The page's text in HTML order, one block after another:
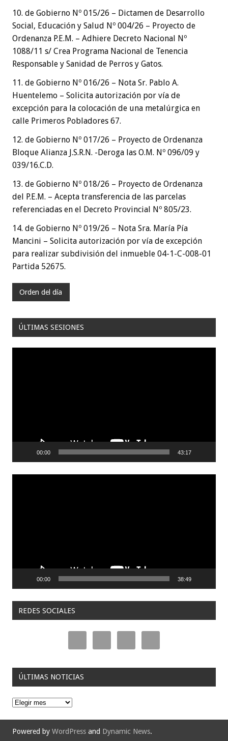
10. de Gobierno Nº 015/26 – Dictamen de Desarrollo
Social, Educación y Salud Nº 004/26 – Proyecto de
Ordenanza P.E.M. – Adhiere Decreto Nacional Nº
1088/11 s/ Crea Programa Nacional de Tenencia
Responsable y Sanidad de Perros y Gatos.
11. de Gobierno Nº 016/26 – Nota Sr. Pablo A.
Huentelemo – Solicita autorización por vía de
excepción para la colocación de una metalúrgica en
calle Primeros Pobladores 67.
12. de Gobierno Nº 017/26 – Proyecto de Ordenanza
Bloque Alianza J.S.R.N. -Deroga las O.M. Nº 096/09 y
039/16.C.D.
13. de Gobierno Nº 018/26 – Proyecto de Ordenanza
del P.E.M. – Acepta transferencia de las parcelas
referenciadas en el Decreto Provincial Nº 805/23.
14. de Gobierno Nº 019/26 – Nota Sra. María Pía
Mancini – Solicita autorización por vía de excepción
para realizar subdivisión del inmueble 04-1-C-008-01
Partida 52675.
Orden del día
ÚLTIMAS SESIONES
00:00 43:17
00:00 38:49
REDES SOCIALES
ÚLTIMAS NOTICIAS
Ú
l
t
m
Powered by WordPress and Dynamic News.